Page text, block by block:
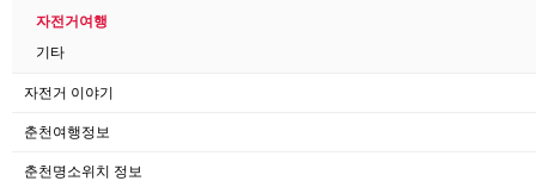
자전거여행
기타
자전거 이야기
춘천여행정보
춘천명소위치 정보